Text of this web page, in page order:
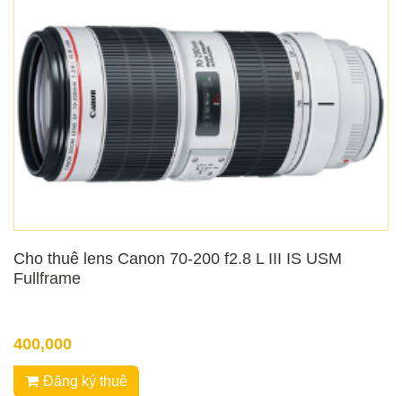
Cho thuê lens Canon 70-200 f2.8 L III IS USM
Fullframe
400,000
Đăng ký thuê